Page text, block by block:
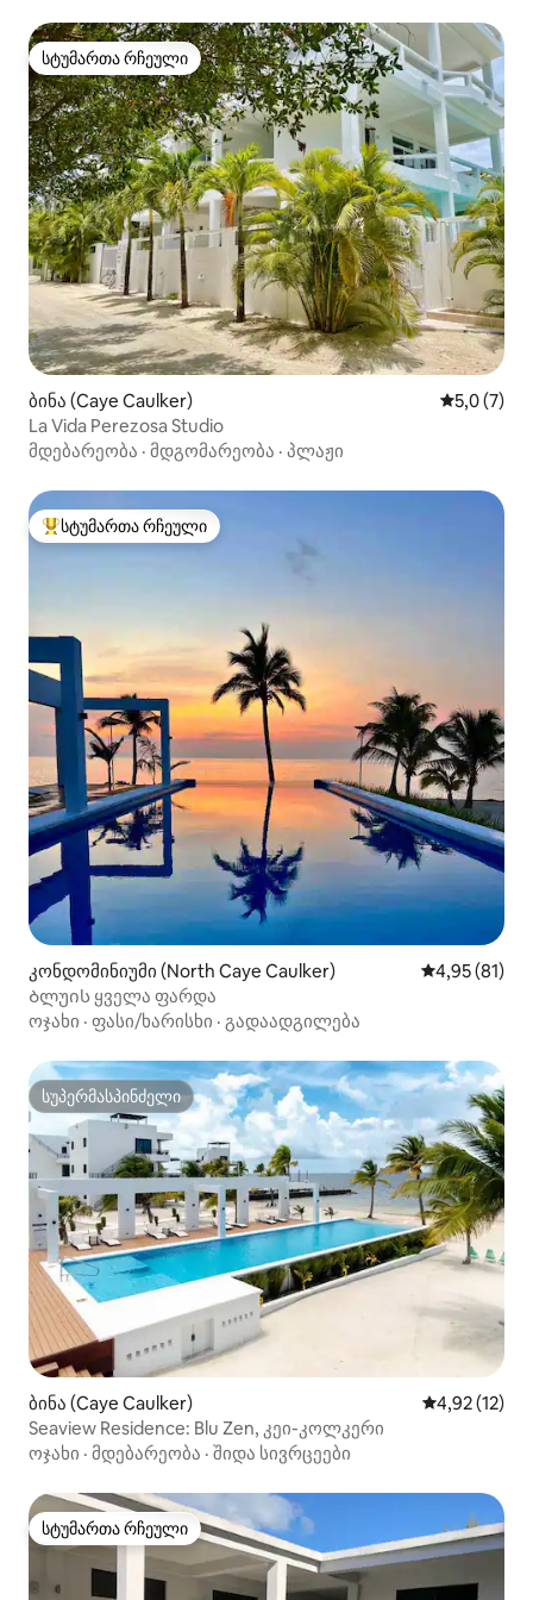
სტუმართა რჩეული
სტუმართა რჩეული
ბინა (Caye Caulker) საშუალო
5,0 (7)
La Vida Perezosa Studio
მდებარეობა · მდგომარეობა · პლაჟი
სტუმართა რჩეული მოწინავე ვარიანტი
სტუმართა რჩეული
კონდომინიუმი (North Caye Caulker) საშუალო
4,95 (81)
Ბლუის ყველა ფარდა
ოჯახი · ფასი/ხარისხი · გადაადგილება
სუპერმასპინძელი
სუპერმასპინძელი
ბინა (Caye Caulker) საშუალო
4,92 (12)
Seaview Residence: Blu Zen, კეი-კოლკერი
ოჯახი · მდებარეობა · შიდა სივრცეები
სტუმართა რჩეული
სტუმართა რჩეული